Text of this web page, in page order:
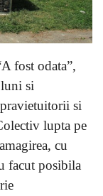
fost odata”,
si
si
lupta pe
cu
facut posibila